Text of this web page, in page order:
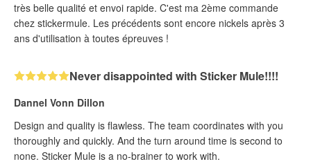
très belle qualité et envoi rapide. C'est ma 2ème commande
chez stickermule. Les précédents sont encore nickels après 3
ans d'utilisation à toutes épreuves !
Never disappointed with Sticker Mule!!!!
Dannel Vonn Dillon
Design and quality is flawless. The team coordinates with you
thoroughly and quickly. And the turn around time is second to
none. Sticker Mule is a no-brainer to work with.